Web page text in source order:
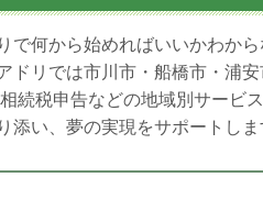
で何から始めればいいかわか
ドリでは市川市・船橋市・浦
続税申告などの地域別サービ
い、夢の実現をサポートしま